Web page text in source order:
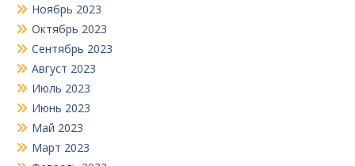
Ноябрь 2023
Октябрь 2023
Сентябрь 2023
Август 2023
Июль 2023
Июнь 2023
Май 2023
Март 2023